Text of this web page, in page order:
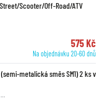
Scooter/Off-Road/ATV
575 Kč
Na objednávku 20-60 dnů
metalická směs SM1) 2 ks v
…